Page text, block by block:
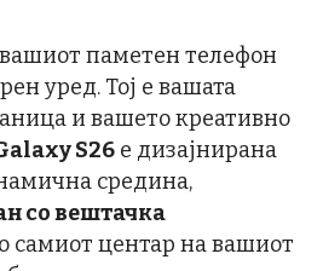
паметен телефон
уред. Тој е вашата
и вашето креативно
S26 е дизајнирана
средина,
со вештачка
самиот центар на вашиот